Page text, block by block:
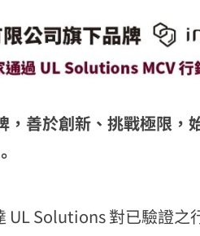
善於創新、挑戰極限，
UL Solutions 對已驗證之